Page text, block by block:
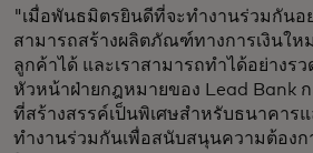
"เมื่อพันธมิตรยินดีที่จะทำงานร่วมกันอย่
สามารถสร้างผลิตภัณฑ์ทางการเงินให
ลูกค้าได้ และเราสามารถทำได้อย่างรว
หัวหน้าฝ่ายกฎหมายของ Lead Bank
ที่สร้างสรรค์เป็นพิเศษสำหรับธนาคาร
ทำงานร่วมกันเพื่อสนับสนุนความต้อง